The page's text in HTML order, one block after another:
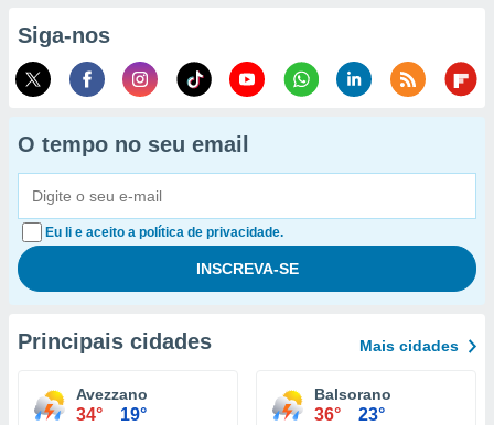
Siga-nos
O tempo no seu email
Eu li e aceito a política de privacidade.
Principais cidades Mais cidades
Avezzano
34° 19°
Balsorano
36° 23°